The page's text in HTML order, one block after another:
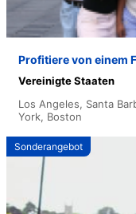
Profitiere von einem
Vereinigte Staaten
Los Angeles, Santa
York, Boston
Sonderangebot